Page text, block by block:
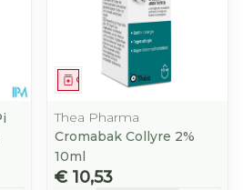
Geneesmiddel
Thea Pharma
Cromabak Collyre 2%
10ml
€ 10,53